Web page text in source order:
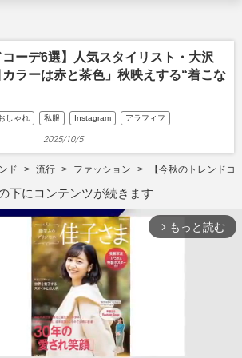
コーデ6選】人気スタイリスト・大沢
ラーは赤と茶色」秋映えする“着こな
しゃれ 私服 Instagram アラフィフ
2025/10/5
ド 流行 ファッション 【今秋のトレンド
下にコンテンツが続きます
arrow_forward_ios もっと読む